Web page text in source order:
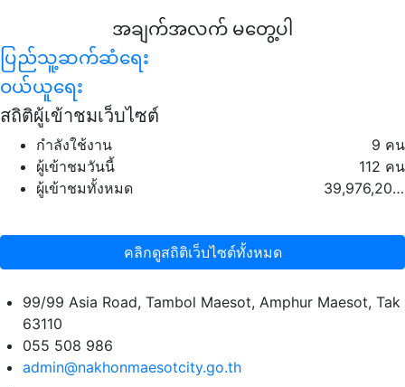
အချက်အလက် မတွေ့ပါ
ပြည်သူ့ဆက်ဆံရေး
ဝယ်ယူရေး
สถิติผู้เข้าชมเว็บไซต์
กำลังใช้งาน
9 คน
ผู้เข้าชมวันนี้
112 คน
ผู้เข้าชมทั้งหมด
39,976,203 คน
คลิกดูสถิติเว็บไซต์ทั้งหมด
99/99 Asia Road, Tambol Maesot, Amphur Maesot, Tak
63110
055 508 986
admin@nakhonmaesotcity.go.th